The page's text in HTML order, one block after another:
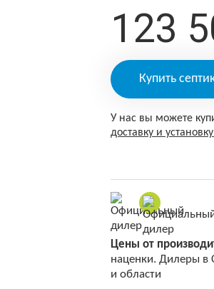
123
Купить
У нас вы можете
доставку и
Цены от
наценки. Дилеры в
и области